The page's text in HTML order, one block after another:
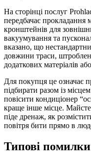
На сторінці послуг
передбачає прокладання
кронштейнів для
вакуумування та
вказано, що
довжини траси,
додаткових матеріалів
Для покупця це означає
підбирати разом із
повісити кондиціонер
краще інше місце.
піде дренаж, як
повітря бити прямо в
Типові